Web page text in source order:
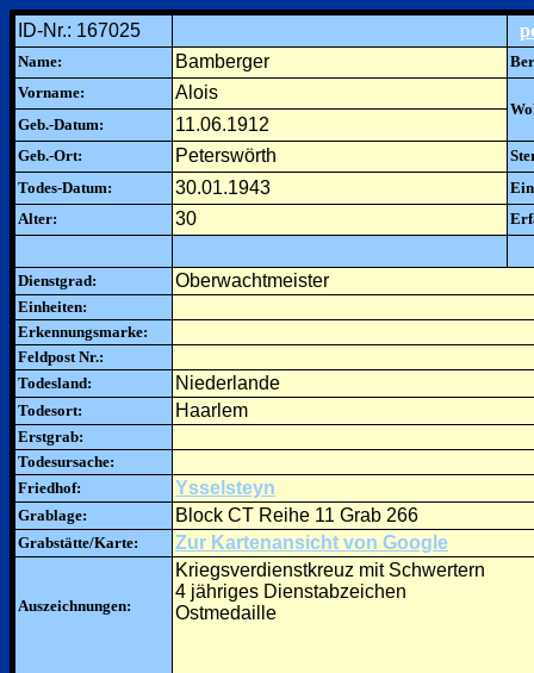
ID-Nr.: 167025
Name: Bamberger
Vorname:
Alois
Geb.-Datum:
11.06.1912
Geb.-Ort: Peterswörth
Todes-Datum:
30.01.1943
Alter:
30
Dienstgrad: Oberwachtmeister
Einheiten:
Erkennungsmarke:
Feldpost Nr.:
Todesland:
Niederlande
Todesort: Haarlem
Erstgrab:
Todesursache:
Friedhof:
Ysselsteyn
Grablage: Block CT Reihe 11 Grab 266
Grabstätte/Karte: Zur Kartenansicht von Google
Auszeichnungen:
Kriegsverdienstkreuz mit Schwertern
4 jähriges Dienstabzeichen
Ostmedaille